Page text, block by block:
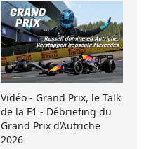
Vidéo - Grand Prix, le Talk
de la F1 - Débriefing du
Grand Prix d’Autriche
2026